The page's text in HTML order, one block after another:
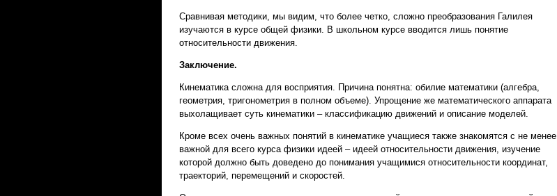
Сравнивая методики, мы видим, что более четко, сложно преобразования Галилея
изучаются в курсе общей физики. В школьном курсе вводится лишь понятие
относительности движения.
Заключение.
Кинематика сложна для восприятия. Причина понятна: обилие математики (алгебра,
геометрия, тригонометрия в полном объеме). Упрощение же математического аппарата
выхолащивает суть кинематики – классификацию движений и описание моделей.
Кроме всех очень важных понятий в кинематике учащиеся также знакомятся с не менее
важной для всего курса физики идеей – идеей относительности движения, изучение
которой должно быть доведено до понимания учащимися относительности координат,
траекторий, перемещений и скоростей.